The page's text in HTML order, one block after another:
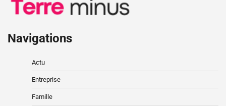
Navigations
Actu
Entreprise
Famille